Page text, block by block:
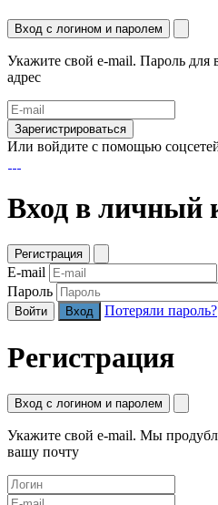
Вход с логином и паролем
Укажите свой e-mail. Пароль для
адрес
Зарегистрироваться
Или войдите с помощью
Вход в личный
Регистрация
E-mail
Пароль
Войти Потеряли пароль?
Регистрация
Вход с логином и паролем
Укажите свой e-mail. Мы
вашу почту